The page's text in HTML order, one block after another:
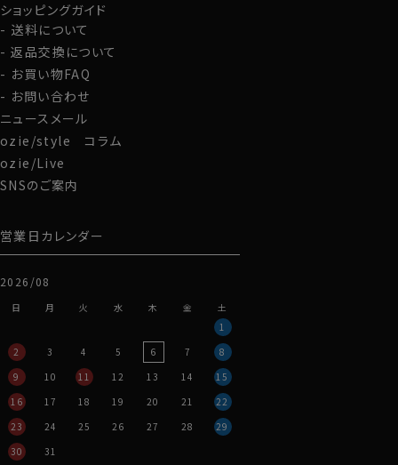
ショッピングガイド
送料について
返品交換について
お買い物FAQ
お問い合わせ
ニュースメール
ozie/style コラム
ozie/Live
SNSのご案内
営業日カレンダー
2026/08
日 月 火 水 木 金
土
1
2
3 4 5 6 7
8
9
10 11 12 13 14
15
16
17 18 19 20 21
22
23
24 25 26 27 28
29
30
31